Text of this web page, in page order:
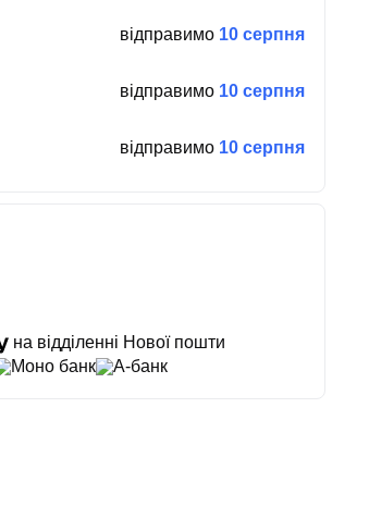
відправимо 10 серпня
відправимо 10 серпня
відправимо 10 серпня
на відділенні Нової пошти
Моно банк А-банк